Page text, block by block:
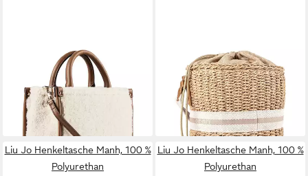
Henkeltasche Ridhi, 100 %
Polyester
139,00 €
lieferbar - in 2-3 Werktagen bei dir
Beuteltasche Summer, Papier
101,05 € UVP129,00 €
-22%
lieferbar - in 2-3 Werktagen bei dir
Liu Jo Henkeltasche Manh, 100 %
Polyurethan
Liu Jo Henkeltasche Manh, 100 %
Polyurethan